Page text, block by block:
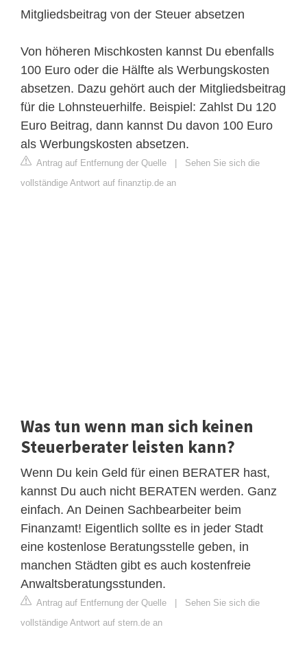
Mitgliedsbeitrag von der Steuer absetzen
Von höheren Mischkosten kannst Du ebenfalls
100 Euro oder die Hälfte als Werbungskosten
absetzen. Dazu gehört auch der Mitgliedsbeitrag
für die Lohnsteuerhilfe. Beispiel: Zahlst Du 120
Euro Beitrag, dann kannst Du davon 100 Euro
als Werbungskosten absetzen.
Antrag auf Entfernung der Quelle | Sehen Sie sich die
vollständige Antwort auf finanztip.de an
Was tun wenn man sich keinen
Steuerberater leisten kann?
Wenn Du kein Geld für einen BERATER hast,
kannst Du auch nicht BERATEN werden. Ganz
einfach. An Deinen Sachbearbeiter beim
Finanzamt! Eigentlich sollte es in jeder Stadt
eine kostenlose Beratungsstelle geben, in
manchen Städten gibt es auch kostenfreie
Anwaltsberatungsstunden.
Antrag auf Entfernung der Quelle | Sehen Sie sich die
vollständige Antwort auf stern.de an